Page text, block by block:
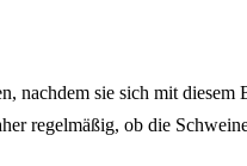
nachdem sie sich mit
regelmäßig, ob die